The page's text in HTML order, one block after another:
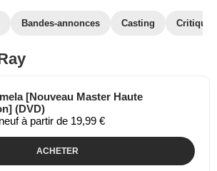
Bandes-annonces Casting
[Nouveau Master Haute
(DVD)
à partir de 19,99 €
ACHETER